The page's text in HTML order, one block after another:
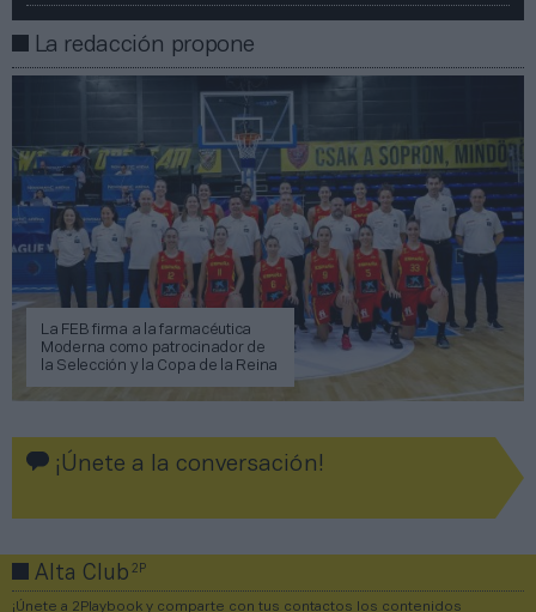
La redacción propone
La FEB firma a la farmacéutica
Moderna como patrocinador de
la Selección y la Copa de la Reina
¡Únete a la conversación!
Alta Club2P
¡Únete a 2Playbook y comparte con tus contactos los contenidos